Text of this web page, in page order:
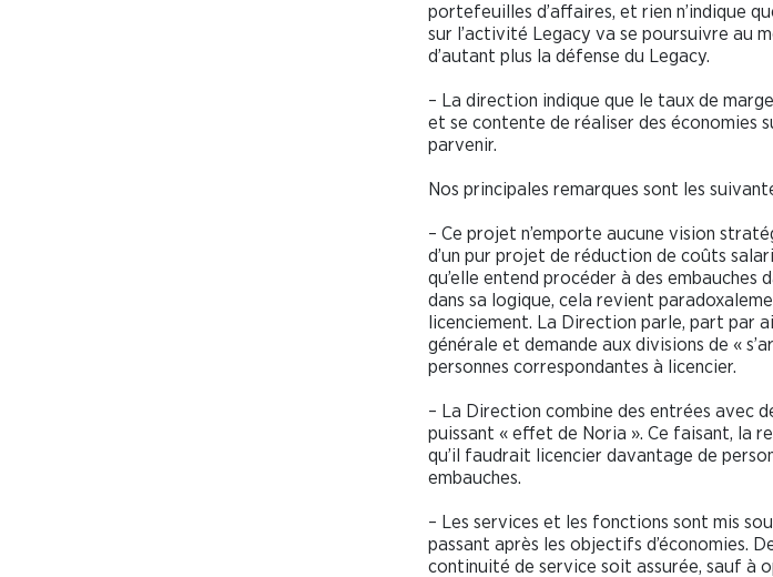
portefeuilles d’affaires, et rien n’indique
sur l’activité Legacy va se poursuivre au
d’autant plus la défense du Legacy.
– La direction indique que le taux de
et se contente de réaliser des économies
parvenir.
Nos principales remarques sont les
– Ce projet n’emporte aucune vision
d’un pur projet de réduction de coûts
qu’elle entend procéder à des embauches
dans sa logique, cela revient
licenciement. La Direction parle, part par
générale et demande aux divisions de «
personnes correspondantes à licencier.
– La Direction combine des entrées avec
puissant « effet de Noria ». Ce faisant, la
qu’il faudrait licencier davantage de
embauches.
– Les services et les fonctions sont mis
passant après les objectifs d’économies.
continuité de service soit assurée, sauf à